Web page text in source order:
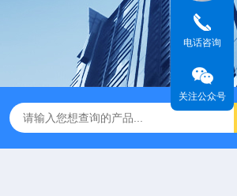
2104自动清罐仪 SDXNS100高温燃
电话咨询
关注公众号